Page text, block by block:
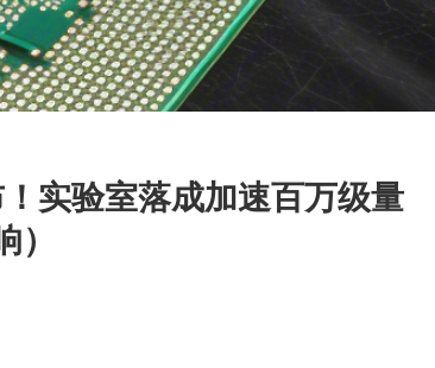
实验室落成加速百万级量